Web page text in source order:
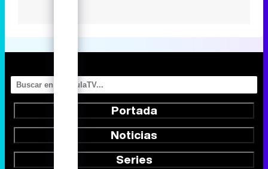
Portada
Noticias
Series